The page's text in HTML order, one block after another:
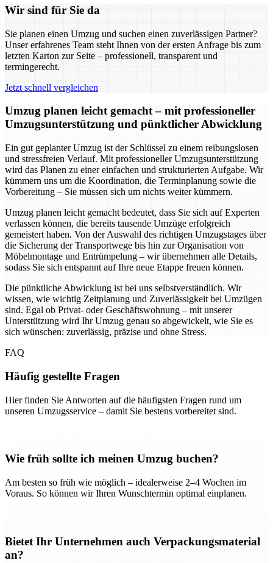
Wir sind für Sie da
Sie planen einen Umzug und suchen einen zuverlässigen Partner?
Unser erfahrenes Team steht Ihnen von der ersten Anfrage bis zum
letzten Karton zur Seite – professionell, transparent und
termingerecht.
Jetzt schnell vergleichen
Umzug planen leicht gemacht – mit professioneller
Umzugsunterstützung und pünktlicher Abwicklung
Ein gut geplanter Umzug ist der Schlüssel zu einem reibungslosen
und stressfreien Verlauf. Mit professioneller Umzugsunterstützung
wird das Planen zu einer einfachen und strukturierten Aufgabe. Wir
kümmern uns um die Koordination, die Terminplanung sowie die
Vorbereitung – Sie müssen sich um nichts weiter kümmern.
Umzug planen leicht gemacht bedeutet, dass Sie sich auf Experten
verlassen können, die bereits tausende Umzüge erfolgreich
gemeistert haben. Von der Auswahl des richtigen Umzugstages über
die Sicherung der Transportwege bis hin zur Organisation von
Möbelmontage und Entrümpelung – wir übernehmen alle Details,
sodass Sie sich entspannt auf Ihre neue Etappe freuen können.
Die pünktliche Abwicklung ist bei uns selbstverständlich. Wir
wissen, wie wichtig Zeitplanung und Zuverlässigkeit bei Umzügen
sind. Egal ob Privat- oder Geschäftswohnung – mit unserer
Unterstützung wird Ihr Umzug genau so abgewickelt, wie Sie es
sich wünschen: zuverlässig, präzise und ohne Stress.
FAQ
Häufig gestellte Fragen
Hier finden Sie Antworten auf die häufigsten Fragen rund um
unseren Umzugsservice – damit Sie bestens vorbereitet sind.
Wie früh sollte ich meinen Umzug buchen?
Am besten so früh wie möglich – idealerweise 2–4 Wochen im
Voraus. So können wir Ihren Wunschtermin optimal einplanen.
Bietet Ihr Unternehmen auch Verpackungsmaterial
an?